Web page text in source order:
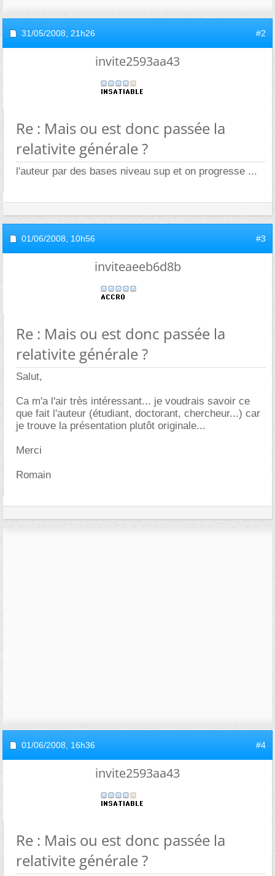
31/05/2008, 21h26 #2
invite2593aa43
Re : Mais ou est donc passée la
relativite générale ?
l'auteur par des bases niveau sup et on progresse ...
01/06/2008, 10h56 #3
inviteaeeb6d8b
Re : Mais ou est donc passée la
relativite générale ?
Salut,
Ca m'a l'air très intéressant... je voudrais savoir ce
que fait l'auteur (étudiant, doctorant, chercheur...) car
je trouve la présentation plutôt originale...
Merci
Romain
01/06/2008, 16h36 #4
invite2593aa43
Re : Mais ou est donc passée la
relativite générale ?